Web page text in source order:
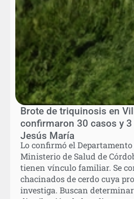
Brote de triquinosis en
confirmaron 30 casos y
Jesús María
Lo confirmó el Departamento
Ministerio de Salud de
tienen vínculo familiar. Se
chacinados de cerdo cuya
investiga. Buscan